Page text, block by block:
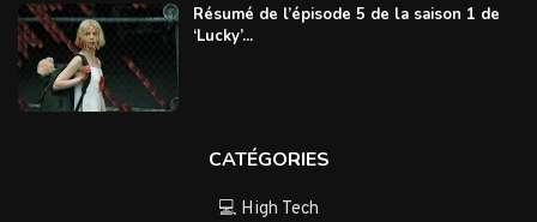
Résumé de l’épisode 5 de la saison 1 de
‘Lucky’...
CATÉGORIES
💻 High Tech